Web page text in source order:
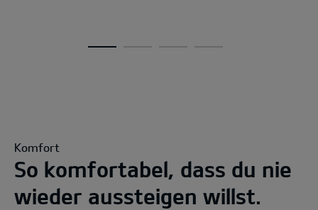
Komfort
So komfortabel, dass du nie
wieder aussteigen willst.